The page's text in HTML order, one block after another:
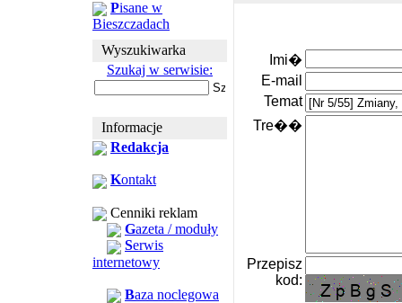
Pisane w
Bieszczadach
Wyszukiwarka
Szukaj w serwisie:
Informacje
Redakcja
Kontakt
Cenniki reklam
Gazeta / moduły
Serwis
internetowy
Baza noclegowa
Imi�
E-mail
Temat
Tre��
Przepisz
kod: